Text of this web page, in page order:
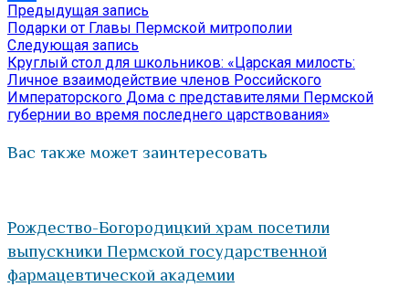
Отправить
Навигация
по
записям
Предыдущая запись
запись:
Подарки от Главы Пермской митрополии
Следующая запись
запись:
Круглый стол для школьников: «Царская милость:
Личное взаимодействие членов Российского
Императорского Дома с представителями Пермской
губернии во время последнего царствования»
Вас также может заинтересовать
Рождество-Богородицкий храм посетили
выпускники Пермской государственной
фармацевтической академии